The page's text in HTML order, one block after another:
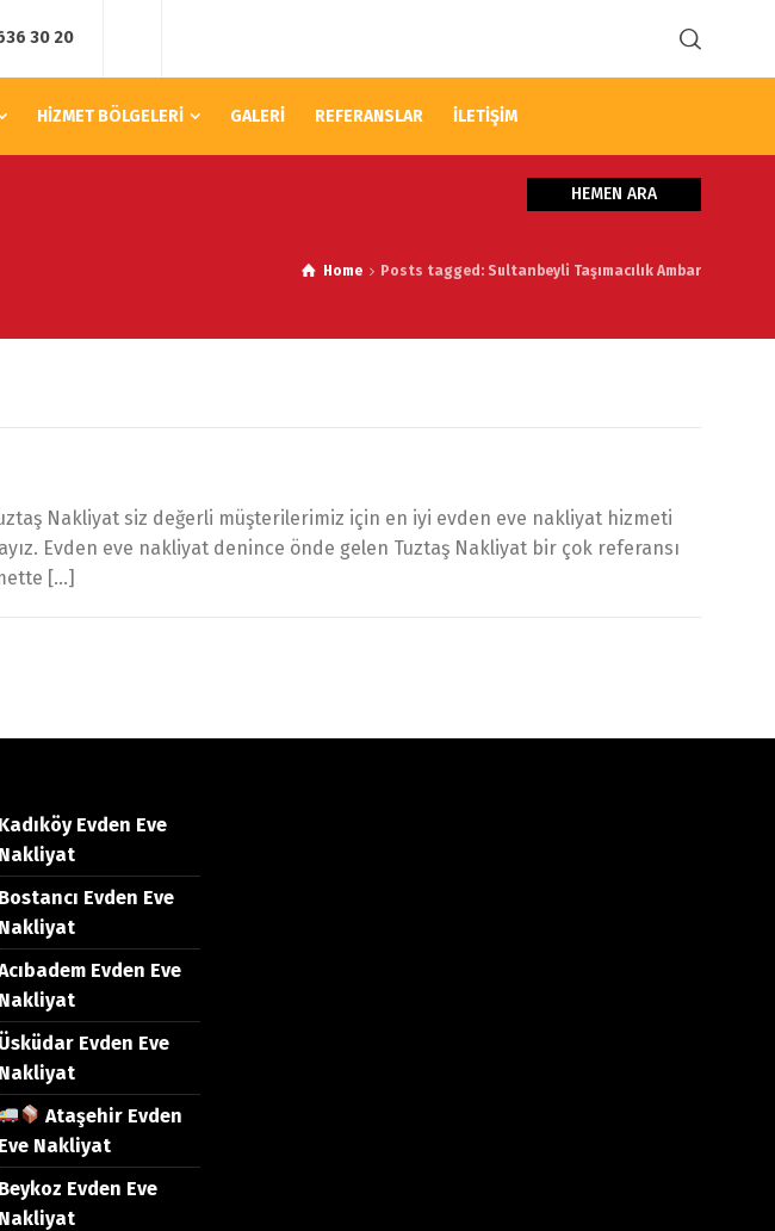
30 20
HİZMET BÖLGELERİ GALERİ REFERANSLAR İLETİŞİM
HEMEN ARA
Home Posts tagged: Sultanbeyli Taşımacılık Ambar
Nakliyat siz değerli müşterilerimiz için en iyi evden eve nakliyat hizmeti
Evden eve nakliyat denince önde gelen Tuztaş Nakliyat bir çok referansı
[…]
Kadıköy Evden Eve
Nakliyat
Bostancı Evden Eve
Nakliyat
Evden Eve
Nakliyat
Üsküdar Evden Eve
Nakliyat
Ataşehir Evden
Eve Nakliyat
Beykoz Evden Eve
Nakliyat